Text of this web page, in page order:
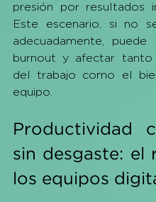
presión por resultados
Este escenario, si no
adecuadamente, puede
burnout y afectar tanto
del trabajo como el
equipo.
Productividad
sin desgaste: el
los equipos